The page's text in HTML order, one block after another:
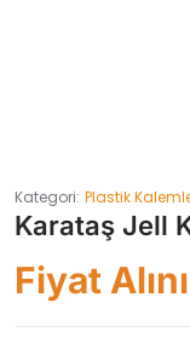
Kategori: Plastik
Karataş Jell
Fiyat